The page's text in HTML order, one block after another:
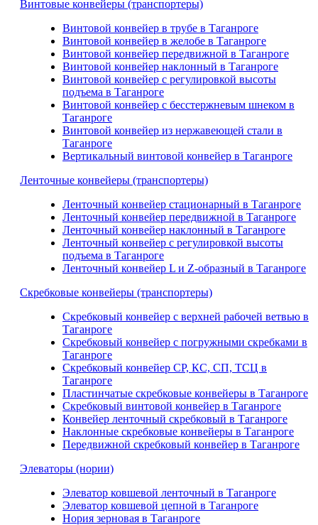
Винтовые конвейеры (транспортеры)
Винтовой конвейер в трубе в Таганроге
Винтовой конвейер в желобе в Таганроге
Винтовой конвейер передвижной в Таганроге
Винтовой конвейер наклонный в Таганроге
Винтовой конвейер с регулировкой высоты
подъема в Таганроге
Винтовой конвейер с бесстержневым шнеком в
Таганроге
Винтовой конвейер из нержавеющей стали в
Таганроге
Вертикальный винтовой конвейер в Таганроге
Ленточные конвейеры (транспортеры)
Ленточный конвейер стационарный в Таганроге
Ленточный конвейер передвижной в Таганроге
Ленточный конвейер наклонный в Таганроге
Ленточный конвейер с регулировкой высоты
подъема в Таганроге
Ленточный конвейер L и Z-образный в Таганроге
Скребковые конвейеры (транспортеры)
Скребковый конвейер с верхней рабочей ветвью в
Таганроге
Скребковый конвейер с погружными скребками в
Таганроге
Скребковый конвейер СР, КС, СП, ТСЦ в
Таганроге
Пластинчатые скребковые конвейеры в Таганроге
Скребковый винтовой конвейер в Таганроге
Конвейер ленточный скребковый в Таганроге
Наклонные скребковые конвейеры в Таганроге
Передвижной скребковый конвейер в Таганроге
Элеваторы (нории)
Элеватор ковшевой ленточный в Таганроге
Элеватор ковшевой цепной в Таганроге
Нория зерновая в Таганроге